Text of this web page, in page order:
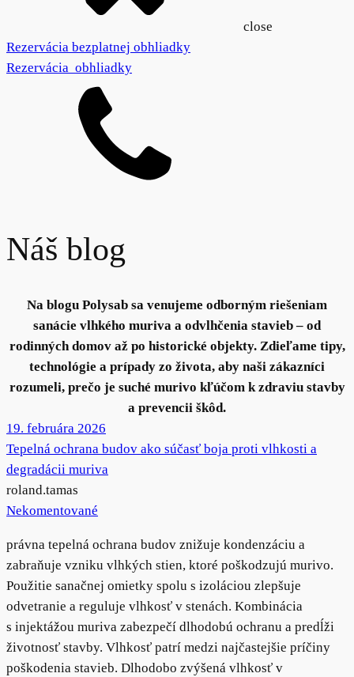
close
Rezervácia bezplatnej obhliadky
Rezervácia obhliadky
Náš blog
Na blogu Polysab sa venujeme odborným riešeniam
sanácie vlhkého muriva a odvlhčenia stavieb – od
rodinných domov až po historické objekty. Zdieľame tipy,
technológie a prípady zo života, aby naši zákazníci
rozumeli, prečo je suché murivo kľúčom k zdraviu stavby
a prevencii škôd.
19. februára 2026
Tepelná ochrana budov ako súčasť boja proti vlhkosti a
degradácii muriva
roland.tamas
Nekomentované
právna tepelná ochrana budov znižuje kondenzáciu a
zabraňuje vzniku vlhkých stien, ktoré poškodzujú murivo.
Použitie sanačnej omietky spolu s izoláciou zlepšuje
odvetranie a reguluje vlhkosť v stenách. Kombinácia
s injektážou muriva zabezpečí dlhodobú ochranu a predĺži
životnosť stavby. Vlhkosť patrí medzi najčastejšie príčiny
poškodenia stavieb. Dlhodobo zvýšená vlhkosť v